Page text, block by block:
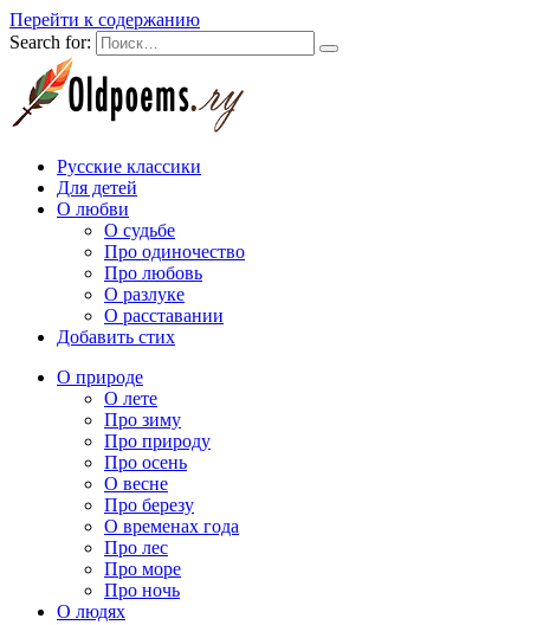
Перейти к содержанию
Search for:
Русские классики
Для детей
О любви
О судьбе
Про одиночество
Про любовь
О разлуке
О расставании
Добавить стих
О природе
О лете
Про зиму
Про природу
Про осень
О весне
Про березу
О временах года
Про лес
Про море
Про ночь
О людях